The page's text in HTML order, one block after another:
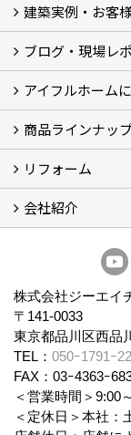
イベント
モデルハウス見
建築実例・お客
建築実例
お客様の声
ブログ・現場レ
ブログ
現場レポート
アイフルホーム
アイフルホーム
商品ラインナッ
商品ラインナップ
リフォーム
まるごと断熱リ
イベント情報
施工事例
会社紹介
スタッフ紹介
個人情報保護方針
株式会社ジーエイ
〒141-0033
東京都品川区西品
TEL： 050ｰ1791ｰ
FAX：03ｰ4363ｰ
＜営業時間＞9:00
＜定休日＞本社：